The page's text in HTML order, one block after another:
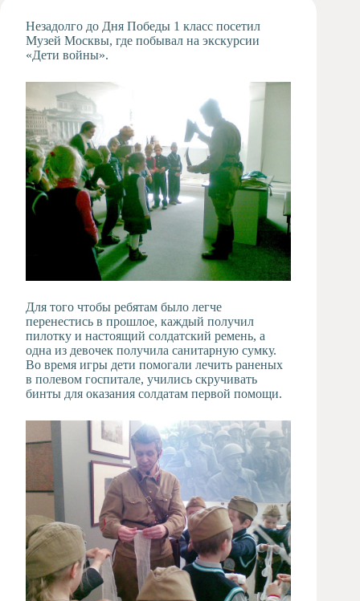
студия
Музыкальное
Психологическая
Служба
Тьюторская
служба
Незадолго до Дня Победы 1 класс посетил
Музей Москвы, где побывал на экскурсии
«Дети войны».
Для того чтобы ребятам было легче
перенестись в прошлое, каждый получил
пилотку и настоящий солдатский ремень, а
одна из девочек получила санитарную сумку.
Во время игры дети помогали лечить раненых
в полевом госпитале, учились скручивать
бинты для оказания солдатам первой помощи.